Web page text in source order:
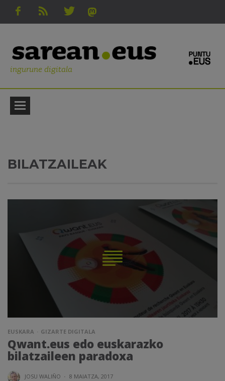
ingurune digitala
BILATZAILEAK
EUSKARA GIZARTE DIGITALA
Qwant.eus edo euskarazko
bilatzaileen paradoxa
JOSU WALIÑO · 8 MAIATZA, 2017